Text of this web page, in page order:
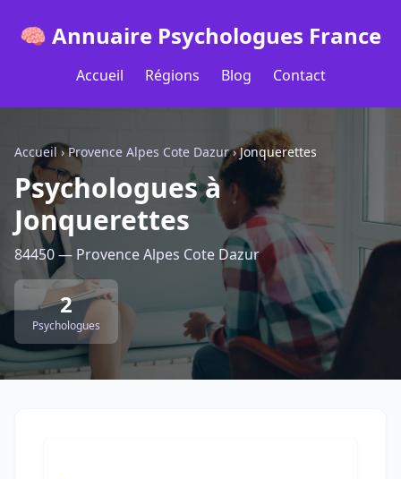
🧠 Annuaire Psychologues France
Accueil Régions Blog Contact
Accueil ›Provence Alpes Cote Dazur›Jonquerettes
Psychologues à
Jonquerettes
84450 — Provence Alpes Cote Dazur
2
Psychologues